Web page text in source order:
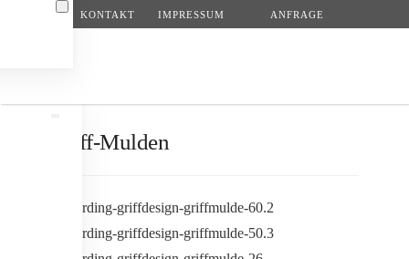
Griff-Mulden
KONTAKT IMPRESSUM ANFRAGE